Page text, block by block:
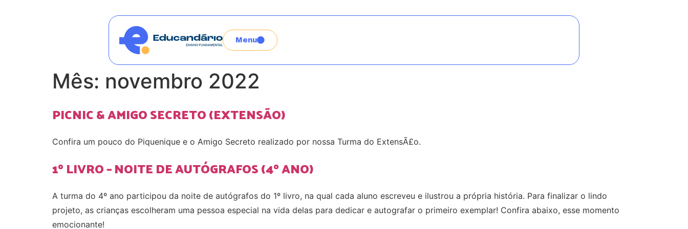
Menu
Mês: novembro 2022
PICNIC & AMIGO SECRETO (EXTENSÃO)
Confira um pouco do Piquenique e o Amigo Secreto realizado por nossa Turma do ExtensÃ£o.
1º LIVRO – NOITE DE AUTÓGRAFOS (4º ANO)
A turma do 4º ano participou da noite de autógrafos do 1º livro, na qual cada aluno escreveu e ilustrou a própria história. Para finalizar o lindo
projeto, as crianças escolheram uma pessoa especial na vida delas para dedicar e autografar o primeiro exemplar! Confira abaixo, esse momento
emocionante!